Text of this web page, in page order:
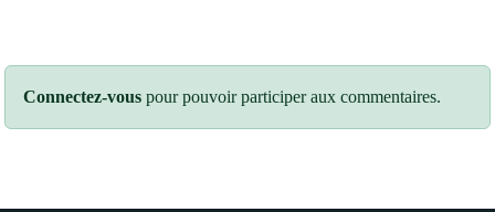
Connectez-vous pour pouvoir participer aux commentaires.